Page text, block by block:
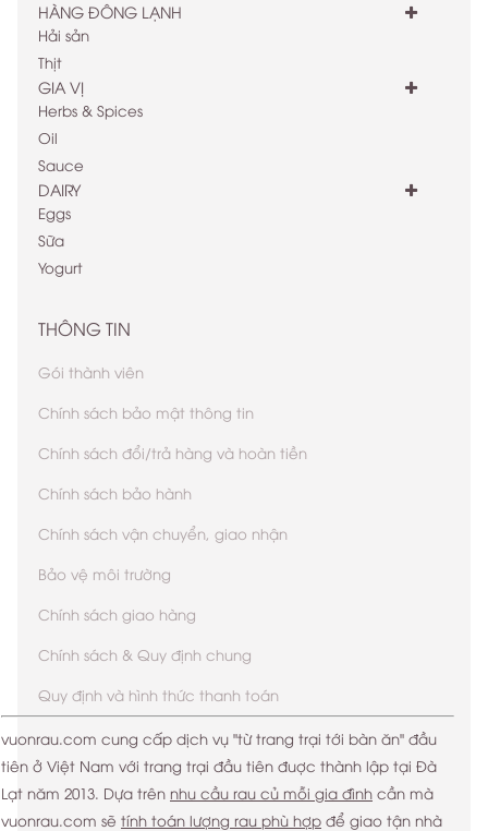
HÀNG ĐÔNG LẠNH
Hải sản
Thịt
GIA VỊ
Herbs & Spices
Oil
Sauce
DAIRY
Eggs
Sữa
Yogurt
THÔNG TIN
Gói thành viên
Chính sách bảo mật thông tin
Chính sách đổi/trả hàng và hoàn tiền
Chính sách bảo hành
Chính sách vận chuyển, giao nhận
Bảo vệ môi trường
Chính sách giao hàng
Chính sách & Quy định chung
Quy định và hình thức thanh toán
vuonrau.com cung cấp dịch vụ "từ trang trại tới bàn ăn" đầu
tiên ở Việt Nam với trang trại đầu tiên đuợc thành lập tại Đà
Lạt năm 2013. Dựa trên nhu cầu rau củ mỗi gia đình cần mà
vuonrau.com sẽ tính toán lượng rau phù hợp để giao tận nhà